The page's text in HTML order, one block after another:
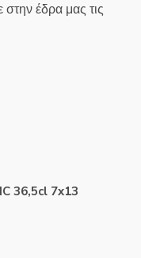
έδρα μας τις
36,5cl 7x13